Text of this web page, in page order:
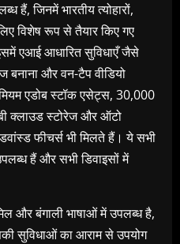
हैं, जिनमें भारतीय त्योहारों,
विशेष रूप से तैयार किए गए
एआई आधारित सुविधाएँ जैसे
बनाना और वन-टैप वीडियो
एडोब स्टॉक एसेट्स, 30,000
क्लाउड स्टोरेज और ऑटो
फीचर्स भी मिलते हैं। ये सभी
हैं और सभी डिवाइसों में
और बंगाली भाषाओं में उपलब्ध है,
सुविधाओं का आराम से उपयोग